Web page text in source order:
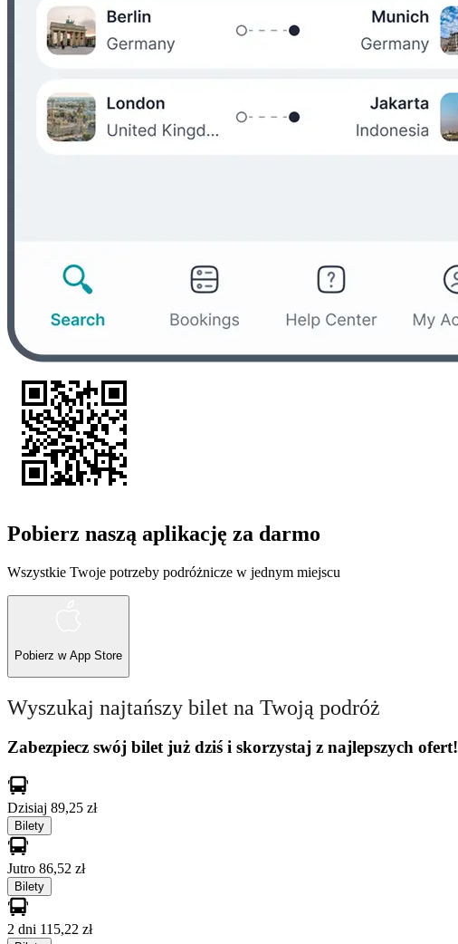
Pobierz naszą aplikację za darmo
Wszystkie Twoje potrzeby podróżnicze w jednym miejscu
Pobierz w App Store
Wyszukaj najtańszy bilet na Twoją podróż
Zabezpiecz swój bilet już dziś i skorzystaj z najlepszych ofert!
Dzisiaj 89,25 zł
Bilety
Jutro 86,52 zł
Bilety
2 dni 115,22 zł